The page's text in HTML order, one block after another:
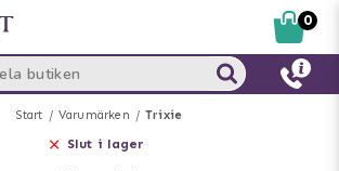
Start Varumärken Trixie
Slut i lager
0